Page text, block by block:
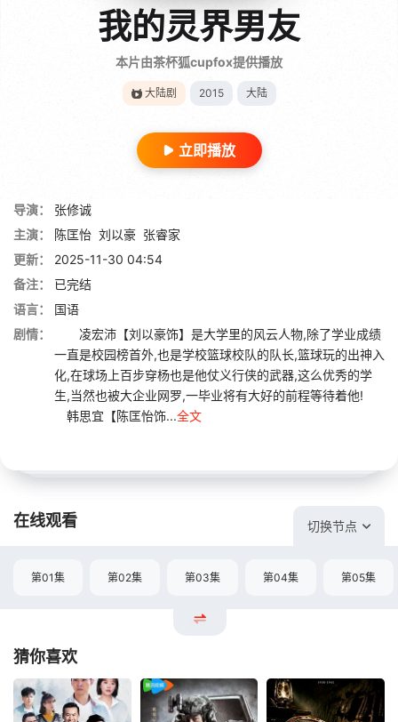
我的灵界男友
本片由茶杯狐cupfox提供播放
大陆剧 2015 大陆
立即播放
导演：
张修诚
主演：
陈匡怡 刘以豪 张睿家
更新：
2025-11-30 04:54
备注：
已完结
语言：
国语
剧情：
凌宏沛【刘以豪饰】是大学里的风云人物,除了学业成绩
一直是校园榜首外,也是学校篮球校队的队长,篮球玩的出神入
化,在球场上百步穿杨也是他仗义行侠的武器,这么优秀的学
生,当然也被大企业网罗,一毕业将有大好的前程等待着他!
韩思宜【陈匡怡饰...全文
在线观看 切换节点
第01集 第02集 第03集 第04集 第05集
猜你喜欢